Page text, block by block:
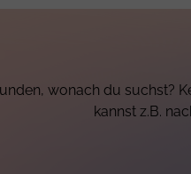
wonach du suchst?
kannst z.B.